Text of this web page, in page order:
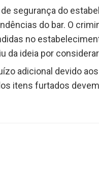
segurança do
do bar. O
no
ideia por
adicional devido
itens furtados